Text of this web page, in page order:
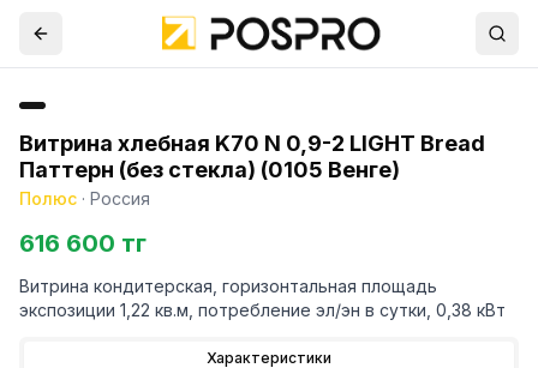
Витрина хлебная K70 N 0,9-2 LIGHT Bread
Паттерн (без стекла) (0105 Венге)
Полюс · Россия
616 600 тг
Витрина кондитерская, горизонтальная площадь
экспозиции 1,22 кв.м, потребление эл/эн в сутки, 0,38 кВт
Характеристики